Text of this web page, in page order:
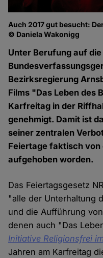
Auch 2017 gut besucht:
© Daniela Wakonigg
Unter Berufung auf
Bezirksregierung
Films "Das Leben des
Karfreitag in der
genehmigt. Damit ist
seiner zentralen
Feiertage faktisch
aufgehoben worden.
Das Feiertagsgesetz
"alle der Unterhaltung
und die Aufführung
denen auch "Das
Initiative Religionsfrei
Jahren am Karfreitag